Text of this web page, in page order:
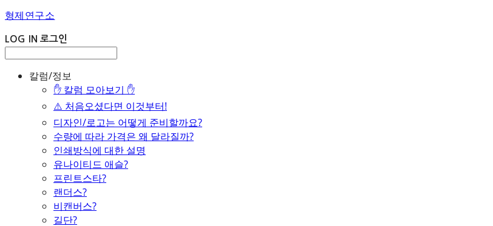
형제연구소
LOG IN 로그인
칼럼/정보
✋ 칼럼 모아보기 ✋
⚠️ 처음오셨다면 이것부터!
디자인/로고는 어떻게 준비할까요?
수량에 따라 가격은 왜 달라질까?
인쇄방식에 대한 설명
유나이티드 애슬?
프린트스타?
랜더스?
비캔버스?
길단?